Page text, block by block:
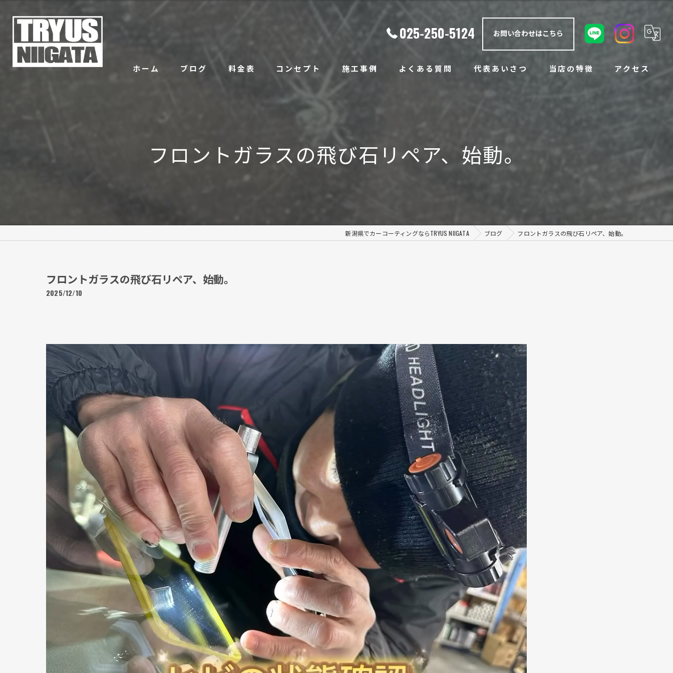
025-250-5124 お問い合わせはこちら
ホーム ブログ 料金表 コンセプト 施工事例 よくある質問 代表あいさつ 当店の特徴 アクセス
フロントガラスの飛び石リペア、始動。
新潟県でカーコーティングならTRYUS NIIGATA ブログ フロントガラスの飛び石リペア、始動。
フロントガラスの飛び石リペア、始動。
2025/12/10